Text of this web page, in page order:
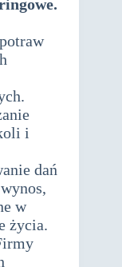
i
dań
w
życia.